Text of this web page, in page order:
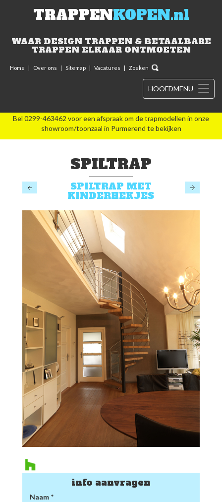
TRAPPENKOPEN.nl
WAAR DESIGN TRAPPEN & BETAALBARE
TRAPPEN ELKAAR ONTMOETEN
Home | Over ons | Sitemap | Vacatures | Zoeken
HOOFDMENU
Bel 0299-463462 voor een afspraak om de trapmodellen in onze
showroom/toonzaal in Purmerend te bekijken
SPILTRAP
SPILTRAP MET
KINDERHEKJES
info aanvragen
Naam *